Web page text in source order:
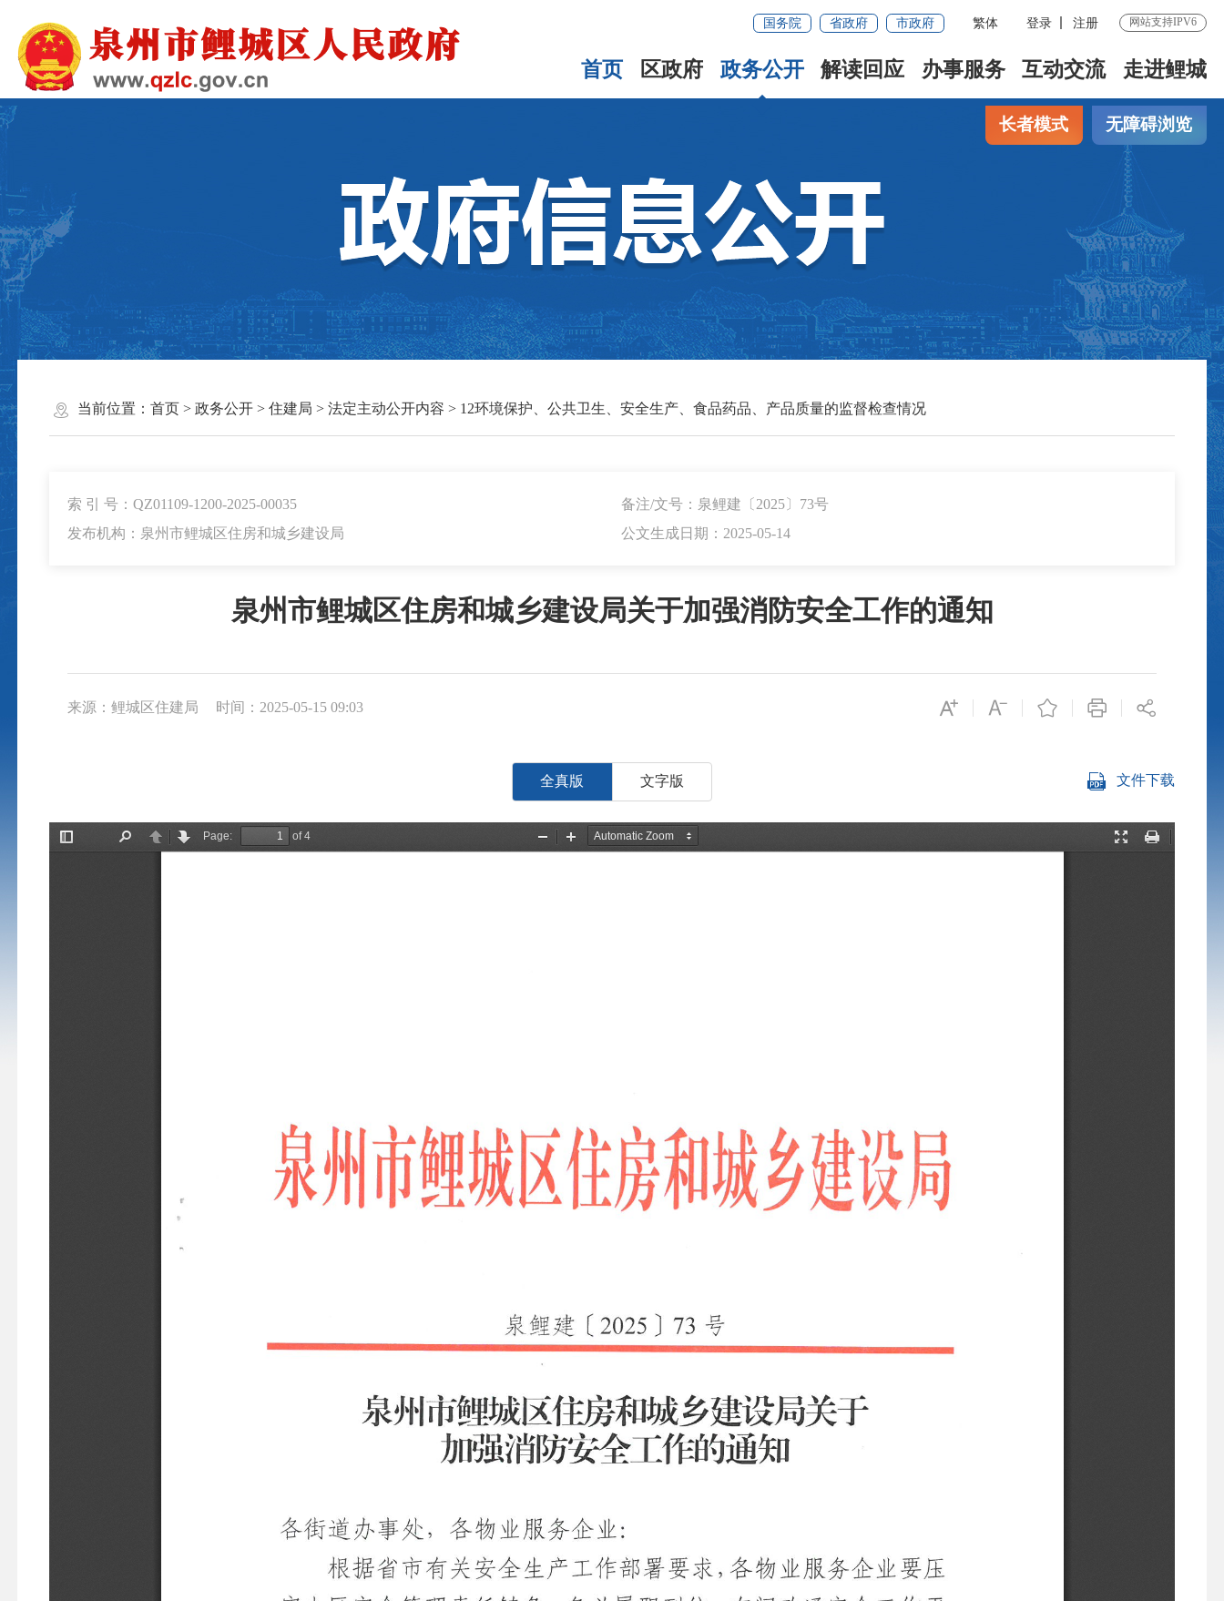
国务院 省政府 市政府 繁体 登录 注册 网站支持IPV6
首页 区政府 政务公开 解读回应 办事服务 互动交流 走进鲤城
长者模式 无障碍浏览
当前位置： 首页> 政务公开> 住建局 > 法定主动公开内容 > 12环境保护、公共卫生、安全生产、食品药品、产品质量的监督检查情况
索 引 号：QZ01109-1200-2025-00035
备注/文号：泉鲤建〔2025〕73号
发布机构：泉州市鲤城区住房和城乡建设局
公文生成日期：2025-05-14
泉州市鲤城区住房和城乡建设局关于加强消防安全工作的通知
来源：鲤城区住建局 时间：2025-05-15 09:03
全真版 文字版 文件下载